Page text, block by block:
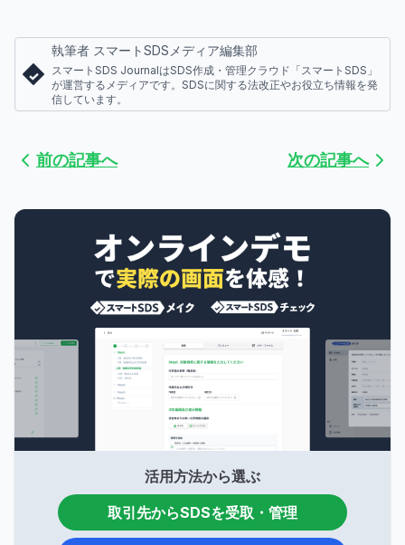
執筆者 スマートSDSメディア編集部
スマートSDS JournalはSDS作成・管理クラウド「スマートSDS」
が運営するメディアです。SDSに関する法改正やお役立ち情報を発
信しています。
前の記事へ 次の記事へ
活用方法から選ぶ
取引先からSDSを受取・管理